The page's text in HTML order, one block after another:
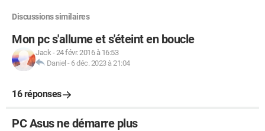
Discussions similaires
Mon pc s'allume et s'éteint en boucle
Jack-24 févr. 2016 à 16:53
Daniel - 6 déc. 2023 à 21:04
16 réponses
PC Asus ne démarre plus